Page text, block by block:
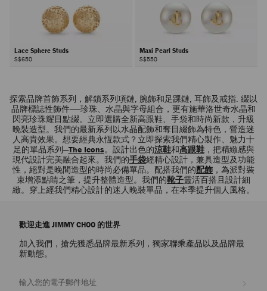
Lace Sphere Studs
S$650
Maxi Pearl Studs
S$550
頁
探索品牌首飾系列，解鎖系列項鏈, 腕飾和足踝鏈, 耳飾及戒指. 綴以
品牌標誌性飾件——珍珠、水晶與字母組合，更有施華洛世奇水晶和
閃亮珍珠耀目點綴。立即選購全新高跟鞋、手袋和時尚新款，升級
晚裝造型。我們的最新系列以水晶配飾和奪目綴飾為特色，營造迷
人高貴效果。想要經典永恆款式？立即探索我們精心製作、魅力十
足的單品系列—The Icons。設計出色的涼鞋和高跟鞋，把精緻感與
現代設計完美融合起來。我們的手袋經精心設計，兼具造型及功能
性，絕對是晚間造型的時尚必備單品。配搭我們的配飾 ，為派對裝
束增添點睛之筆，提升整體造型。我們的靴子靈活百搭且設計細
緻。穿上經我們精心設計的迷人晚裝單品，在本季提升個人風格。
歡迎走進 JIMMY CHOO 的世界
加入我們，搶先獲悉品牌最新系列，獨家聯乘產品以及品牌最
新動態。